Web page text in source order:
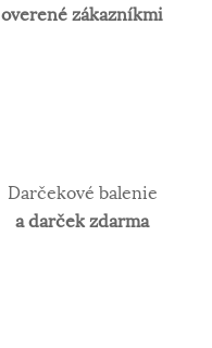
overené zákazníkmi
Darčekové balenie
a darček zdarma